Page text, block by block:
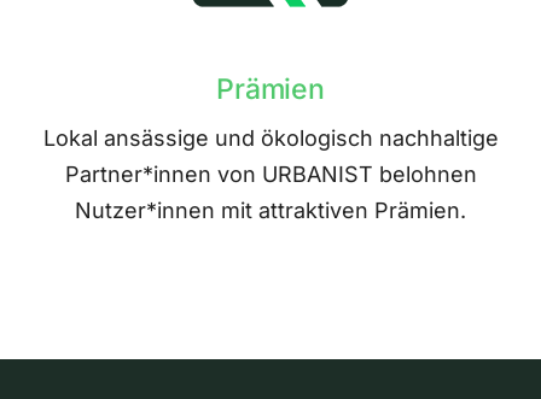
Prämien
Lokal ansässige und ökologisch nachhaltige
Partner*innen von URBANIST belohnen
Nutzer*innen mit attraktiven Prämien.